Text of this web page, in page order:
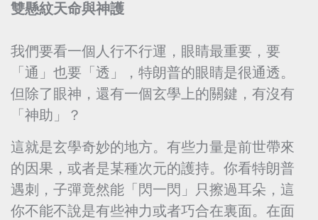
雙懸紋天命與神護
我們要看一個人行不行運，眼睛最重要，要
「通」也要「透」，特朗普的眼睛是很通透。
但除了眼神，還有一個玄學上的關鍵，有沒有
「神助」？
這就是玄學奇妙的地方。有些力量是前世帶來
的因果，或者是某種次元的護持。你看特朗普
遇刺，子彈竟然能「閃一閃」只擦過耳朵，這
你不能不說是有些神力或者巧合在裏面。在面